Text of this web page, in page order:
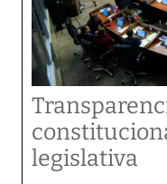
legislativa